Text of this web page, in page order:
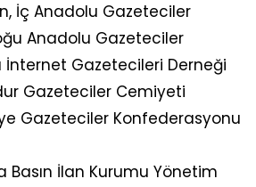
İç Anadolu Gazeteciler
Anadolu Gazeteciler
İnternet Gazetecileri Derneği
Gazeteciler Cemiyeti
Gazeteciler Konfederasyonu
İlan Kurumu Yönetim